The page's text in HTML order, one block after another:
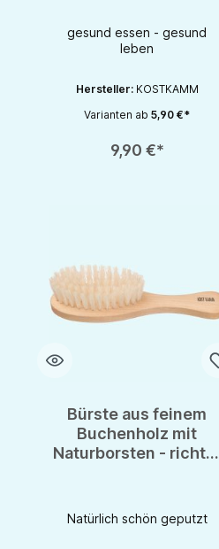
gesund essen - gesund
leben
Hersteller: KOSTKAMM
Varianten ab 5,90 €*
9,90 €*
Bürste aus feinem
Buchenholz mit
Naturborsten - richtig
Natürlich schön geputzt